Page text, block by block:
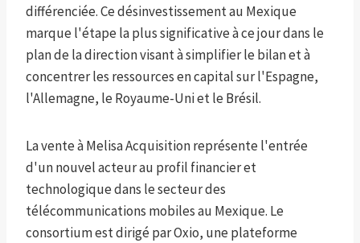
différenciée. Ce désinvestissement au Mexique
marque l'étape la plus significative à ce jour dans le
plan de la direction visant à simplifier le bilan et à
concentrer les ressources en capital sur l'Espagne,
l'Allemagne, le Royaume-Uni et le Brésil.
La vente à Melisa Acquisition représente l'entrée
d'un nouvel acteur au profil financier et
technologique dans le secteur des
télécommunications mobiles au Mexique. Le
consortium est dirigé par Oxio, une plateforme